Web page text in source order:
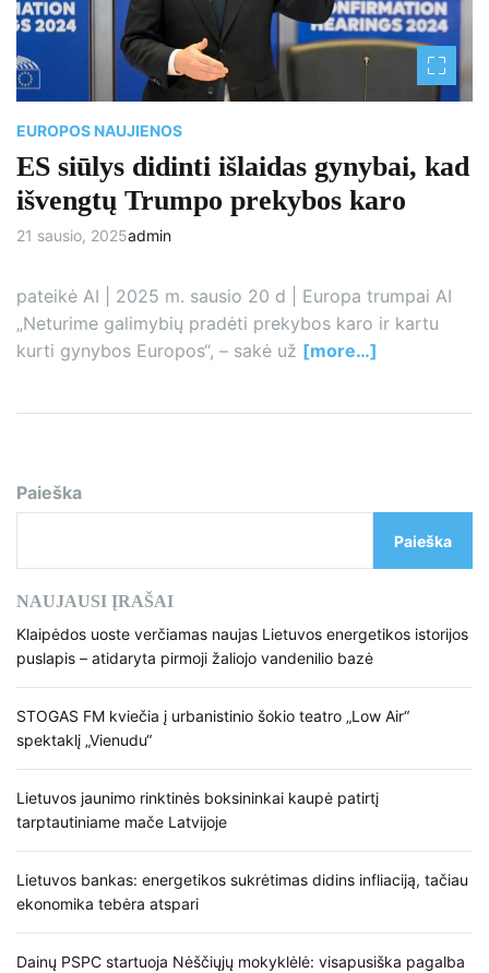
d
t
i
EUROPOS NAUJIENOS
ES siūlys didinti išlaidas gynybai, kad
išvengtų Trumpo prekybos karo
21 sausio, 2025admin
pateikė AI | 2025 m. sausio 20 d | Europa trumpai AI
„Neturime galimybių pradėti prekybos karo ir kartu
kurti gynybos Europos“, – sakė už [more…]
Paieška
Paieška
NAUJAUSI ĮRAŠAI
Klaipėdos uoste verčiamas naujas Lietuvos energetikos istorijos
puslapis – atidaryta pirmoji žaliojo vandenilio bazė
STOGAS FM kviečia į urbanistinio šokio teatro „Low Air“
spektaklį „Vienudu“
Lietuvos jaunimo rinktinės boksininkai kaupė patirtį
tarptautiniame mače Latvijoje
Lietuvos bankas: energetikos sukrėtimas didins infliaciją, tačiau
ekonomika tebėra atspari
Dainų PSPC startuoja Nėščiųjų mokyklėlė: visapusiška pagalba